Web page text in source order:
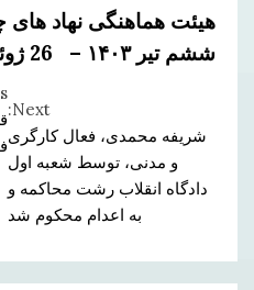
هیئت هماهنگی نهاد های
ششم تیر ۱۴۰۳ –
Reading
Next:
شریفه محمدی، فعال کارگری
و‌ مدنی، توسط شعبه اول
دادگاه انقلاب رشت محاکمه و
به اعدام محکوم شد